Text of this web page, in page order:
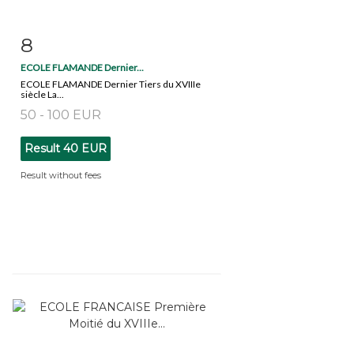
8
ECOLE FLAMANDE Dernier...
ECOLE FLAMANDE Dernier Tiers du XVIIIe
siècle La...
50 - 100 EUR
Result 40 EUR
Result without fees